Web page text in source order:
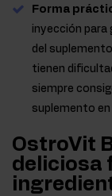
Forma
inyección para
del
tienen
siempre
suplemento
OstroVit
deliciosa